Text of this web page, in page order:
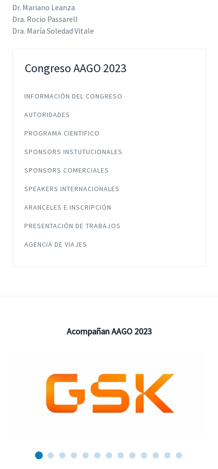
Dr. Mariano Leanza
Dra. Rocio Passarell
Dra. María Soledad Vitale
Congreso AAGO 2023
INFORMACIÓN DEL CONGRESO
AUTORIDADES
PROGRAMA CIENTIFICO
SPONSORS INSTUTUCIONALES
SPONSORS COMERCIALES
SPEAKERS INTERNACIONALES
ARANCELES E INSCRIPCIÓN
PRESENTACIÓN DE TRABAJOS
AGENCIA DE VIAJES
Acompañan AAGO 2023